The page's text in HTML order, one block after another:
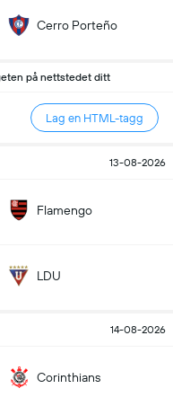
Cerro Porteño
på nettstedet ditt
Lag en HTML-tagg
13-08-2026
Flamengo
LDU
14-08-2026
Corinthians